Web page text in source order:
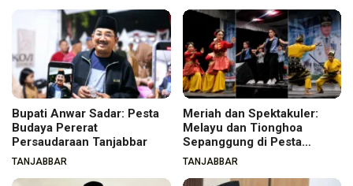
Bupati Anwar Sadar: Pesta
Budaya Pererat
Persaudaraan Tanjabbar
TANJABBAR
Meriah dan Spektakuler:
Melayu dan Tionghoa
Sepanggung di Pesta
Budaya Tanjabbar
TANJABBAR